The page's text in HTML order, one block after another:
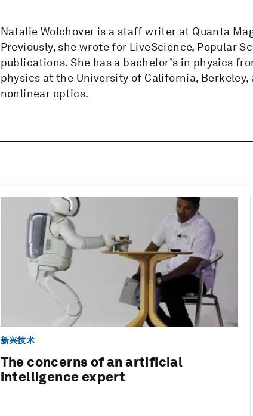
Natalie Wolchover is a staff writer at Quanta
Previously, she wrote for LiveScience, Popular
publications. She has a bachelor’s in physics
physics at the University of California,
nonlinear optics.
新兴技术
The concerns of an artificial
intelligence expert